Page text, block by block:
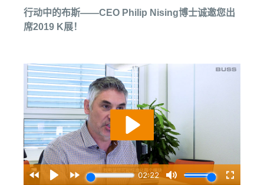
行动中的布斯——CEO Philip Nising博士诚邀您出
席2019 K展！